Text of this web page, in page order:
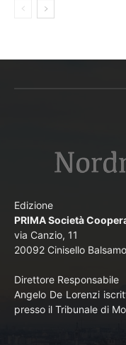
Edizione
PRIMA Società
via Canzio, 11
20092 Cinisello
Direttore Responsabile
Angelo De Lorenzi
presso il Tribunale di